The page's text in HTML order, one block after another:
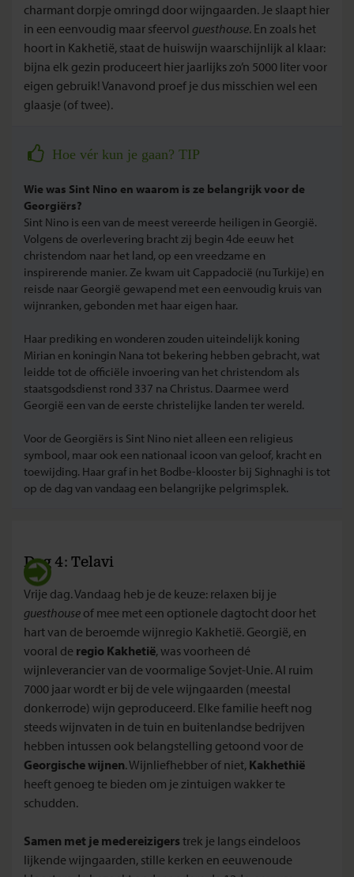
charmant dorpje omringd door wijngaarden. Je slaapt hier
in een eenvoudig maar sfeervol guesthouse. En zoals het
hoort in Kakhetië, staat de huiswijn waarschijnlijk al klaar:
bijna elk gezin produceert hier jaarlijks zo’n 5000 liter voor
eigen gebruik! Vanavond proef je dus misschien wel een
glaasje (of twee).
Hoe vér kun je gaan? TIP
Wie was Sint Nino en waarom is ze belangrijk voor de
Georgiërs?
Sint Nino is een van de meest vereerde heiligen in Georgië.
Volgens de overlevering bracht zij begin 4de eeuw het
christendom naar het land, op een vreedzame en
inspirerende manier. Ze kwam uit Cappadocië (nu Turkije) en
reisde naar Georgië gewapend met een eenvoudig kruis van
wijnranken, gebonden met haar eigen haar.
Haar prediking en wonderen zouden uiteindelijk koning
Mirian en koningin Nana tot bekering hebben gebracht, wat
leidde tot de officiële invoering van het christendom als
staatsgodsdienst rond 337 na Christus. Daarmee werd
Georgië een van de eerste christelijke landen ter wereld.
Voor de Georgiërs is Sint Nino niet alleen een religieus
symbool, maar ook een nationaal icoon van geloof, kracht en
toewijding. Haar graf in het Bodbe-klooster bij Sighnaghi is tot
op de dag van vandaag een belangrijke pelgrimsplek.
Dag 4: Telavi
Vrije dag. Vandaag heb je de keuze: relaxen bij je
guesthouse of mee met een optionele dagtocht door het
hart van de beroemde wijnregio Kakhetië. Georgië, en
vooral de regio Kakhetië, was voorheen dé
wijnleverancier van de voormalige Sovjet-Unie. Al ruim
7000 jaar wordt er bij de vele wijngaarden (meestal
donkerrode) wijn geproduceerd. Elke familie heeft nog
steeds wijnvaten in de tuin en buitenlandse bedrijven
hebben intussen ook belangstelling getoond voor de
Georgische wijnen. Wijnliefhebber of niet, Kakhethië
heeft genoeg te bieden om je zintuigen wakker te
schudden.
Samen met je medereizigers trek je langs eindeloos
lijkende wijngaarden, stille kerken en eeuwenoude